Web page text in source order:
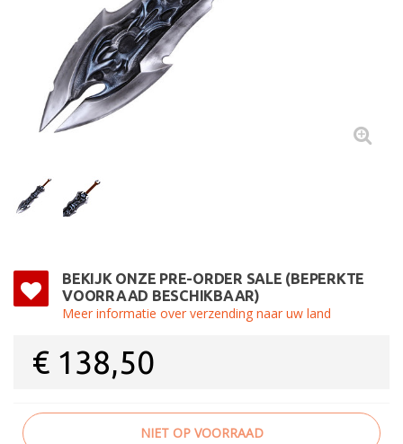
BEKIJK ONZE PRE-ORDER SALE (BEPERKTE
VOORRAAD BESCHIKBAAR)
Meer informatie over verzending naar uw land
€ 138,50
NIET OP VOORRAAD